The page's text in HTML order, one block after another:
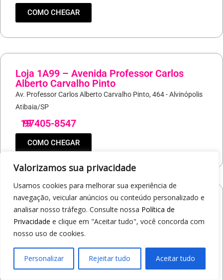
Valorizamos sua privacidade
Usamos cookies para melhorar sua experiência de
navegação, veicular anúncios ou conteúdo personalizado e
analisar nosso tráfego. Consulte nossa Política de
Privacidade e clique em "Aceitar tudo", você concorda com
nosso uso de cookies.
Personalizar Rejeitar tudo Aceitar tudo
COMO CHEGAR
Loja 1A99 – Avenida Professor Carlos
Alberto Carvalho Pinto
Av. Professor Carlos Alberto Carvalho Pinto, 464 - Alvinópolis
Atibaia/SP
19
97405-8547
COMO CHEGAR
Loja 1A99 – Shopping Praça Nova
Av. Carlos Pereira da Silva, 6000 - Jardim Guanabara
COMO CHEGAR